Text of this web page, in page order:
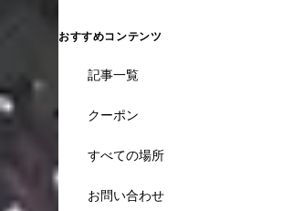
おすすめコンテンツ
記事一覧
クーポン
すべての場所
お問い合わせ